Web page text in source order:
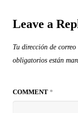
Leave a
Tu dirección de
obligatorios están
COMMENT *